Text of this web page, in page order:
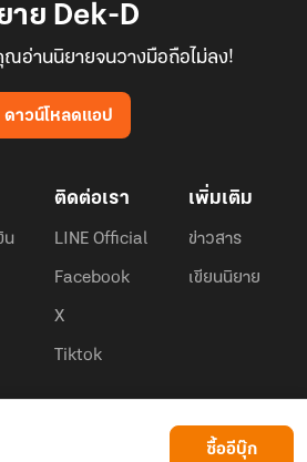
ซื้ออีบุ๊ก
าย Dek-D
ณอ่านนิยายจนวางมือถือไม่ลง!
ดาวน์โหลดแอป
น
ติดต่อเรา
LINE Official
Facebook
X
Tiktok
เพิ่มเติม
ข่าวสาร
เขียนนิยาย
บการณ์ของ ผู้ใช้ให้ดียิ่งขึ้น
ยอมรับ